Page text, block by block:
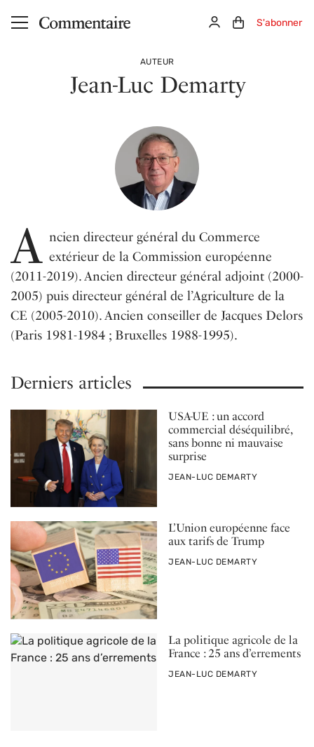
Aller au contenu principal ConnexionPanier (0)
S'abonner
AUTEUR
Jean-Luc Demarty
A ncien directeur général du Commerce
extérieur de la Commission européenne
(2011-2019). Ancien directeur général adjoint (2000-
2005) puis directeur général de l’Agriculture de la
CE (2005-2010). Ancien conseiller de Jacques Delors
(Paris 1981-1984 ; Bruxelles 1988-1995).
Derniers articles
USA-UE : un accord
commercial déséquilibré,
sans bonne ni mauvaise
surprise
PAR
JEAN-LUC DEMARTY
L’Union européenne face
aux tarifs de Trump
PAR
JEAN-LUC DEMARTY
La politique agricole de la
France : 25 ans d’errements
PAR
JEAN-LUC DEMARTY